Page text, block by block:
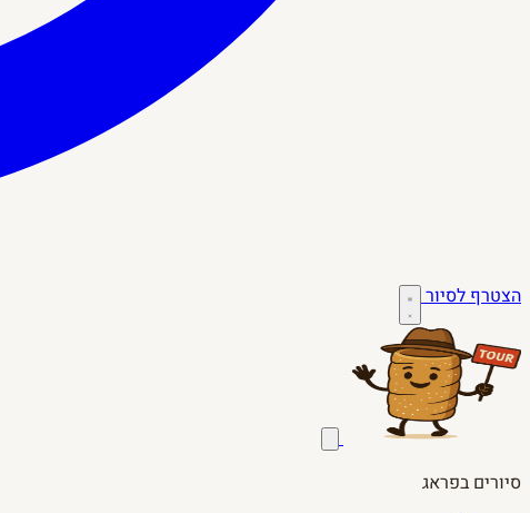
הצטרף לסיור
סיורים בפראג